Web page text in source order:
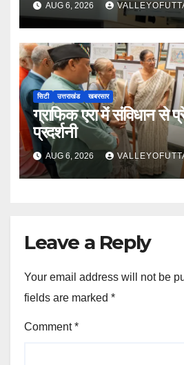
AUG 6, 2026
सिटी उत्तराखंड खबरसार
ग्राफिक एरा में संविधान से
प्रदर्शनी
AUG 6, 2026
Leave a Reply
Your email address will not be
fields are marked *
Comment*